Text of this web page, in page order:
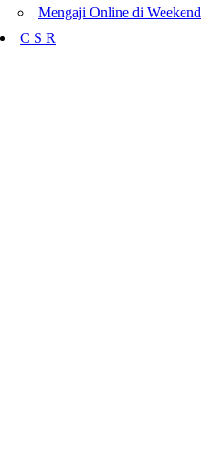
Mengaji Online di Weekend
C S R